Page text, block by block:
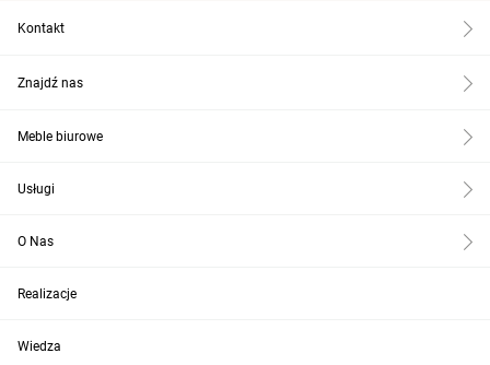
Kontakt
Znajdź nas
Meble biurowe
Usługi
O Nas
Realizacje
Wiedza